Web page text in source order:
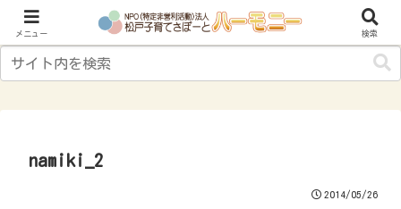
子育てにやさしいまち“松戸”をめざして
namiki_2
2014/05/26
メニュー 検索